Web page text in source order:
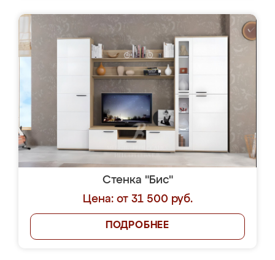
Стенка "Бис"
Цена: от 31 500 руб.
ПОДРОБНЕЕ